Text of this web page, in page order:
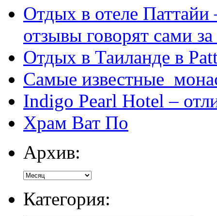
Отдых в отеле
отзывы говорят сами за
Отдых в Таиланде в
Самые известные
Indigo Pearl Hotel –
Храм Ват По
Архив:
Категория: